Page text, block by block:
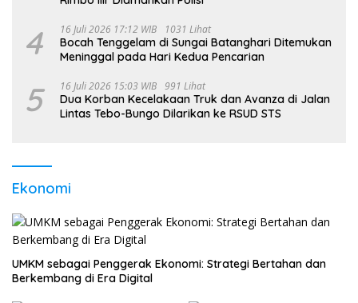
4 16 Juli 2026 17:12 WIB 1031 Lihat
Bocah Tenggelam di Sungai Batanghari Ditemukan
Meninggal pada Hari Kedua Pencarian
5 16 Juli 2026 15:03 WIB 991 Lihat
Dua Korban Kecelakaan Truk dan Avanza di Jalan
Lintas Tebo-Bungo Dilarikan ke RSUD STS
Ekonomi
UMKM sebagai Penggerak Ekonomi: Strategi Bertahan dan
Berkembang di Era Digital